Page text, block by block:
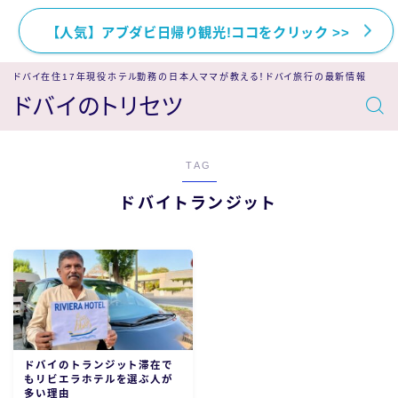
【人気】アブダビ日帰り観光!ココをクリック >>
ドバイのトリセツ
ドバイ在住17年現役ホテル勤務の日本人ママが教える！ドバイ旅行の最新情報
TAG
ドバイトランジット
ドバイのトランジット滞在で
もリビエラホテルを選ぶ人が
多い理由